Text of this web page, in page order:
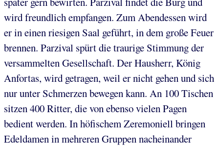
wird freundlich empfangen. Zum Abendessen wird
er in einen riesigen Saal geführt, in dem große Feuer
brennen. Parzival spürt die traurige Stimmung der
versammelten Gesellschaft. Der Hausherr, König
Anfortas, wird getragen, weil er nicht gehen und sich
nur unter Schmerzen bewegen kann. An 100 Tischen
sitzen 400 Ritter, die von ebenso vielen Pagen
bedient werden. In höfischem Zeremoniell bringen
Edeldamen in mehreren Gruppen nacheinander